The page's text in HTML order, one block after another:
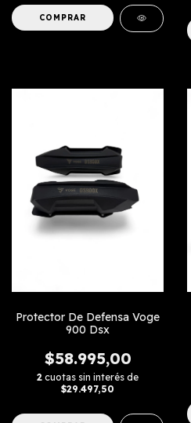
Protector De Defensa Voge
900 Dsx
$58.995,00
2 cuotas sin interés de
$29.497,50